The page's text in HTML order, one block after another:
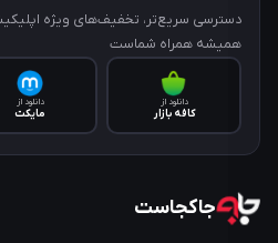
دسترسی سریع‌تر، تخفیف‌های ویژه
همیشه همراه شماست
دانلود از
کافه‌ بازار
دانلود از
مایکت
جاکجاست